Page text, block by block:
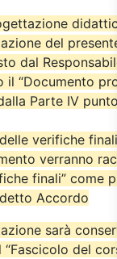
del
dal
il “Documento
Parte IV
verifiche finali
verranno
finali” come
Accordo
sarà
del